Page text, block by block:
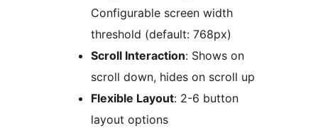
Configurable screen width
threshold (default: 768px)
Scroll Interaction: Shows on
scroll down, hides on scroll up
Flexible Layout: 2-6 button
layout options